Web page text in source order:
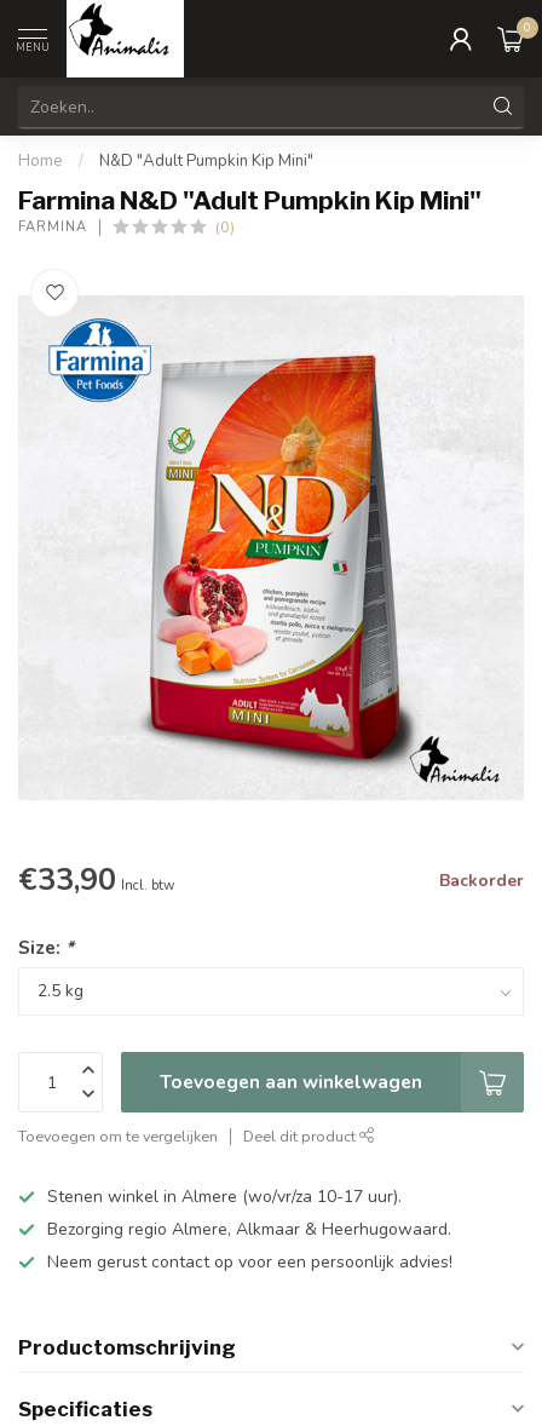
MENU
0
Home / N&D "Adult Pumpkin Kip Mini"
Farmina N&D "Adult Pumpkin Kip Mini"
FARMINA (0)
€33,90 Incl. btw Backorder
Size: *
Toevoegen aan winkelwagen
Toevoegen om te vergelijken Deel dit product
Stenen winkel in Almere (wo/vr/za 10-17 uur).
Bezorging regio Almere, Alkmaar & Heerhugowaard.
Neem gerust contact op voor een persoonlijk advies!
Productomschrijving
Specificaties